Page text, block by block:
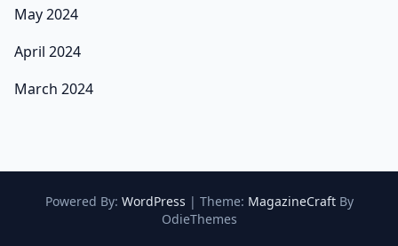
May 2024
April 2024
March 2024
Powered By: WordPress | Theme: MagazineCraftBy
OdieThemes